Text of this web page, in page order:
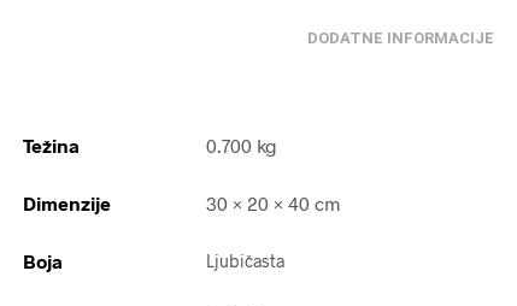
DODATNE INFORMACIJE
Težina 0.700 kg
Dimenzije 30 × 20 × 40 cm
Boja Ljubičasta